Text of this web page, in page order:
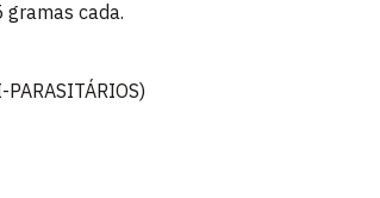
gramas cada.